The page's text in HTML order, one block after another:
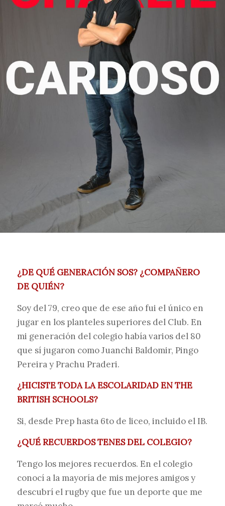
¿DE QUÉ GENERACIÓN SOS? ¿COMPAÑERO
DE QUIÉN?
Soy del 79, creo que de ese año fui el único en
jugar en los planteles superiores del Club. En
mi generación del colegio había varios del 80
que sí jugaron como Juanchi Baldomir, Pingo
Pereira y Prachu Praderi.
¿HICISTE TODA LA ESCOLARIDAD EN THE
BRITISH SCHOOLS?
Si, desde Prep hasta 6to de liceo, incluido el IB.
¿QUÉ RECUERDOS TENES DEL COLEGIO?
Tengo los mejores recuerdos. En el colegio
conocí a la mayoría de mis mejores amigos y
descubrí el rugby que fue un deporte que me